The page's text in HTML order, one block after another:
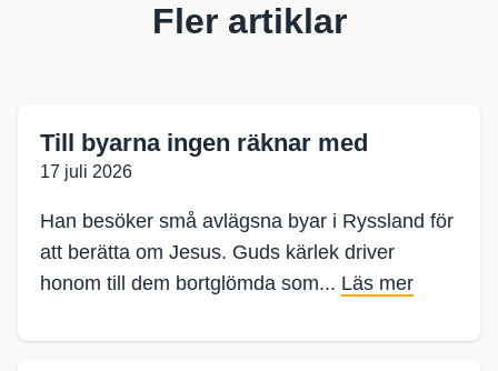
Fler artiklar
Till byarna ingen räknar med
17 juli 2026
Han besöker små avlägsna byar i Ryssland för
att berätta om Jesus. Guds kärlek driver
honom till dem bortglömda som... Läs mer